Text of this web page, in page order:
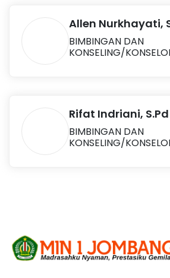
Allen Nurkhayati,
BIMBINGAN DAN
KONSELING/
Rifat Indriani, S.Pd
BIMBINGAN DAN
KONSELING/